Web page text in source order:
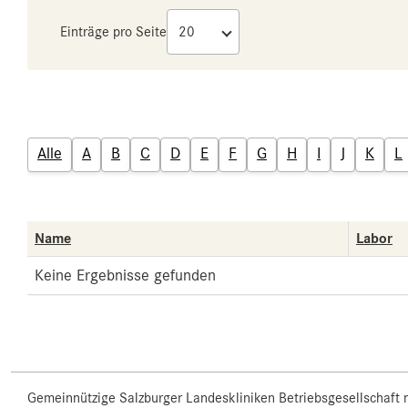
Einträge pro Seite
Alle A B C D E F G H I J K L
Name Labor
Keine Ergebnisse gefunden
Gemeinnützige Salzburger Landeskliniken Betriebsgesellschaft